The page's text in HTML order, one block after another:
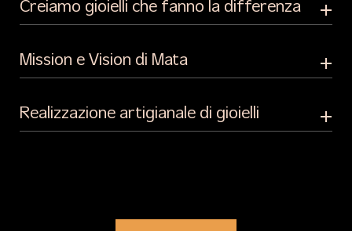
Creiamo gioielli che fanno la differenza
Mission e Vision di Mata
Realizzazione artigianale di gioielli